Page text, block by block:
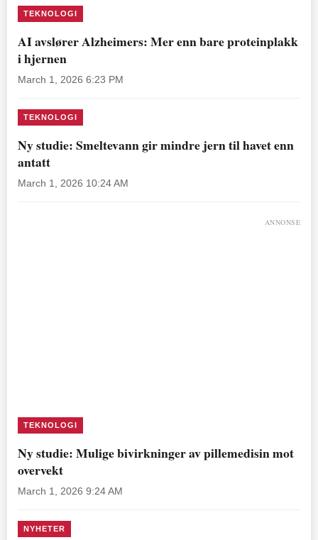
TEKNOLOGI
AI avslører Alzheimers: Mer enn bare proteinplakk
i hjernen
March 1, 2026 6:23 PM
TEKNOLOGI
Ny studie: Smeltevann gir mindre jern til havet enn
antatt
March 1, 2026 10:24 AM
ANNONSE
TEKNOLOGI
Ny studie: Mulige bivirkninger av pillemedisin mot
overvekt
March 1, 2026 9:24 AM
NYHETER